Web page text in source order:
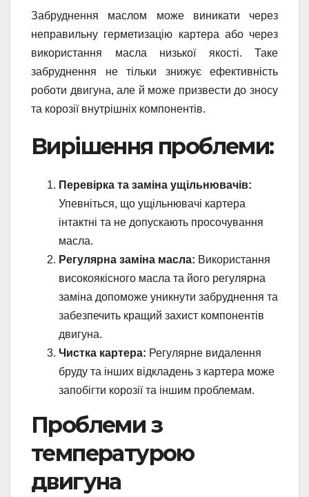
Забруднення маслом може виникати через
неправильну герметизацію картера або через
використання масла низької якості. Таке
забруднення не тільки знижує ефективність
роботи двигуна, але й може призвести до зносу
та корозії внутрішніх компонентів.
Вирішення проблеми:
Перевірка та заміна ущільнювачів:
Упевніться, що ущільнювачі картера
інтактні та не допускають просочування
масла.
Регулярна заміна масла: Використання
високоякісного масла та його регулярна
заміна допоможе уникнути забруднення та
забезпечить кращий захист компонентів
двигуна.
Чистка картера: Регулярне видалення
бруду та інших відкладень з картера може
запобігти корозії та іншим проблемам.
Проблеми з
температурою
двигуна